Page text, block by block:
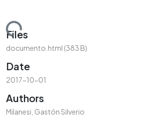
Files
documento.html (383 B)
Date
2017-10-01
Authors
Milanesi, Gastón Silverio